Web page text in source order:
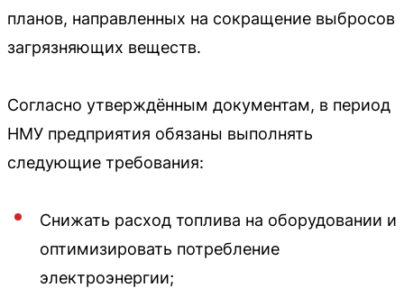
планов, направленных на сокращение выбросов
загрязняющих веществ.
Согласно утверждённым документам, в период
НМУ предприятия обязаны выполнять
следующие требования:
Снижать расход топлива на оборудовании и
оптимизировать потребление
электроэнергии;